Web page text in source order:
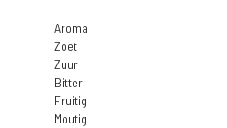
Aroma
Zoet
Zuur
Bitter
Fruitig
Moutig